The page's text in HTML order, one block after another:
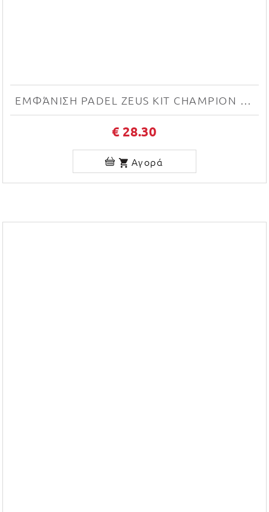
ΕΜΦΆΝΙΣΗ PADEL ZEUS KIT CHAMPION (NERO/GIALLO FLUO)
€ 28.30
Αγορά